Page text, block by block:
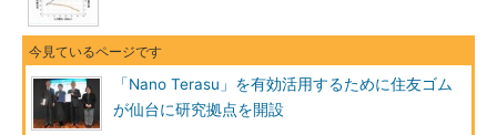
「Nano Terasu」を有効活用するために住友ゴム
が仙台に研究拠点を開設